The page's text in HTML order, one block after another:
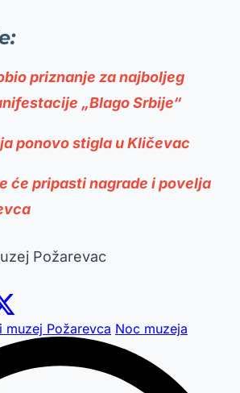
priznanje za najboljeg
„Blago Srbije“
ponovo stigla u Kličevac
će pripasti nagrade i povelja
Požarevac
muzej Požarevca Noc muzeja